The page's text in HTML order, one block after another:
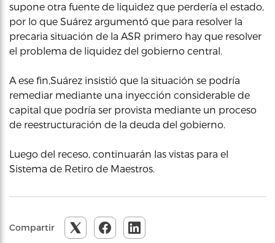
supone otra fuente de liquidez que perdería el estado,
por lo que Suárez argumentó que para resolver la
precaria situación de la ASR primero hay que resolver
el problema de liquidez del gobierno central.
A ese fin,Suárez insistió que la situación se podría
remediar mediante una inyección considerable de
capital que podría ser provista mediante un proceso
de reestructuración de la deuda del gobierno.
Luego del receso, continuarán las vistas para el
Sistema de Retiro de Maestros.
Compartir